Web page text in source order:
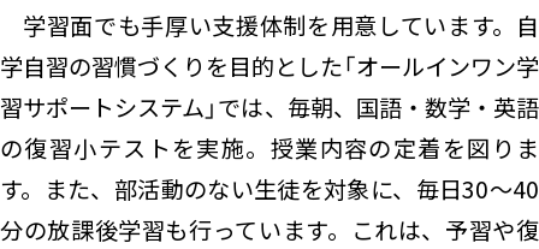
学習面でも手厚い支援体制を用意しています。自
学自習の習慣づくりを目的とした「オールインワン学
習サポートシステム」では、毎朝、国語・数学・英語
の復習小テストを実施。授業内容の定着を図りま
す。また、部活動のない生徒を対象に、毎日30～40
分の放課後学習も行っています。これは、予習や復